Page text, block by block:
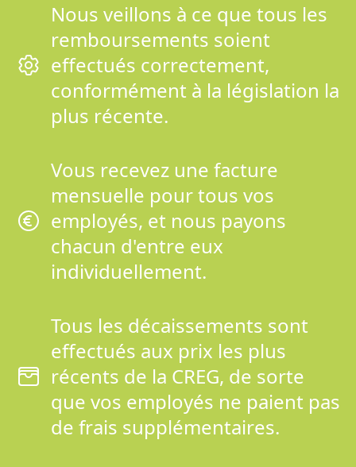
Nous veillons à ce que tous les
remboursements soient
effectués correctement,
conformément à la législation la
plus récente.
Vous recevez une facture
mensuelle pour tous vos
employés, et nous payons
chacun d'entre eux
individuellement.
Tous les décaissements sont
effectués aux prix les plus
récents de la CREG, de sorte
que vos employés ne paient pas
de frais supplémentaires.